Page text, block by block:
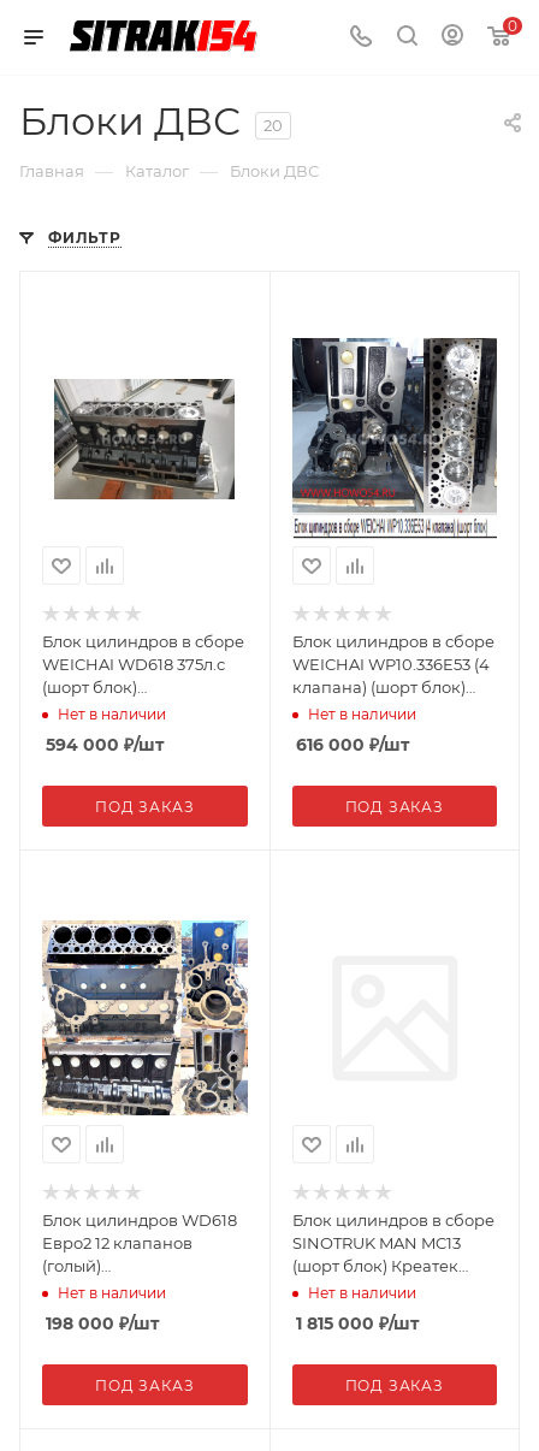
0
Блоки ДВС 20
Главная — Каталог — Блоки ДВС
ФИЛЬТР
Блок цилиндров в сборе
WEICHAI WD618 375л.с
(шорт блок)
61800010109/602600900131
Нет в наличии
594 000 ₽/шт
ПОД ЗАКАЗ
Блок цилиндров в сборе
WEICHAI WP10.336E53 (4
клапана) (шорт блок)
1618D054932 17276
Нет в наличии
616 000 ₽/шт
ПОД ЗАКАЗ
Блок цилиндров WD618
Евро2 12 клапанов
(голый)
61800010109/602600900131
Нет в наличии
198 000 ₽/шт
ПОД ЗАКАЗ
Блок цилиндров в сборе
SINOTRUK MAN MC13
(шорт блок) Креатек
CK3790H 202-01102-6481-
Нет в наличии
1 815 000 ₽/шт
ПОД ЗАКАЗ